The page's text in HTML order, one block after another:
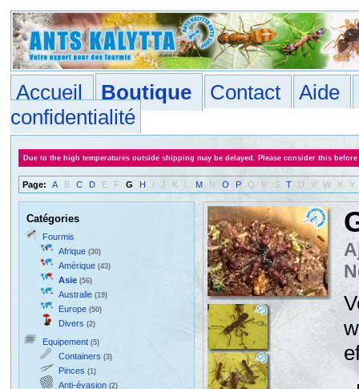
Accueil Boutique Contact Aide
confidentialité
Due to the high temperatures outside shipping may be delayed. Please consider this
Page: A B C D E F G H I J K L M N O P Q R S T U V W X Y
Catégories
Fourmis
Afrique (30)
Amérique (43)
Asie (56)
Australie (19)
Europe (50)
Divers (2)
Equipement (5)
Containers (3)
Pinces (1)
Anti-évasion (2)